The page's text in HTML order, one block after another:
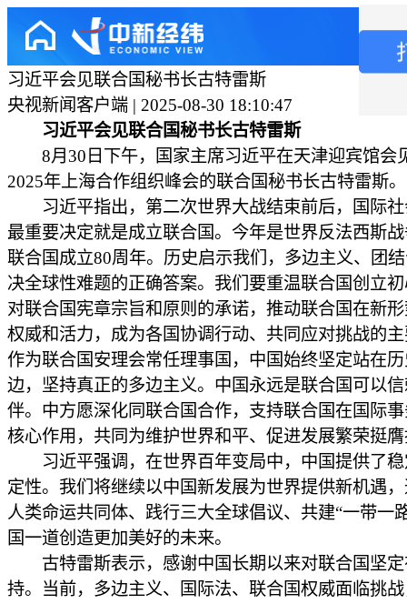
习近平会见联合国秘书长古特雷斯
央视新闻客户端 | 2025-08-30 18:10:47
习近平会见联合国秘书长古特雷斯
8月30日下午，国家主席习近平在天津迎宾馆会
2025年上海合作组织峰会的联合国秘书长古特雷斯。
习近平指出，第二次世界大战结束前后，国际社
最重要决定就是成立联合国。今年是世界反法西斯
联合国成立80周年。历史启示我们，多边主义、团
决全球性难题的正确答案。我们要重温联合国创立
对联合国宪章宗旨和原则的承诺，推动联合国在新
权威和活力，成为各国协调行动、共同应对挑战的
作为联合国安理会常任理事国，中国始终坚定站在
边，坚持真正的多边主义。中国永远是联合国可以
伴。中方愿深化同联合国合作，支持联合国在国际
核心作用，共同为维护世界和平、促进发展繁荣挺
习近平强调，在世界百年变局中，中国提供了稳
定性。我们将继续以中国新发展为世界提供新机遇
人类命运共同体、践行三大全球倡议、共建“一带一
国一道创造更加美好的未来。
古特雷斯表示，感谢中国长期以来对联合国坚定
持。当前，多边主义、国际法、联合国权威面临挑